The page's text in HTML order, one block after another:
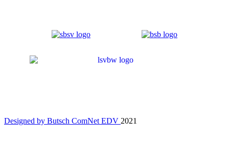
Designed by Butsch ComNet EDV 2021